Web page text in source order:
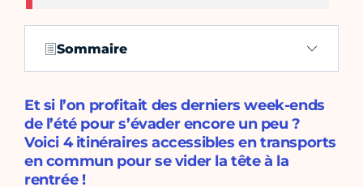
Sommaire
Et si l’on profitait des derniers week-ends
de l’été pour s’évader encore un peu ?
Voici 4 itinéraires accessibles en transports
en commun pour se vider la tête à la
rentrée !